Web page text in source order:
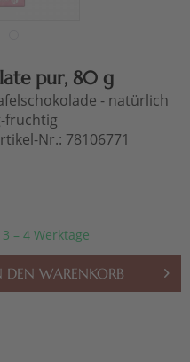
pur, 80 g
- natürlich
fruchtig
Nr.: 78106771
– 4 Werktage
DEN WARENKORB